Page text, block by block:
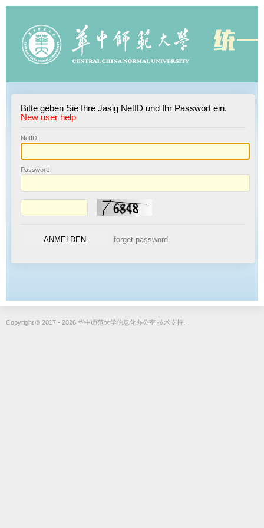
Bitte geben Sie Ihre Jasig NetID und Ihr Passwort ein.
New user help
NetID:
Passwort:
Copyright © 2017 - 2026 华中师范大学信息化办公室 技术支持.